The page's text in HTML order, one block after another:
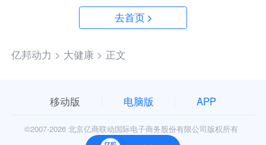
去首页
亿邦动力 > 大健康 > 正文
移动版 电脑版 APP
©2007-2026 北京亿商联动国际电子商务股份有限公司版权所有